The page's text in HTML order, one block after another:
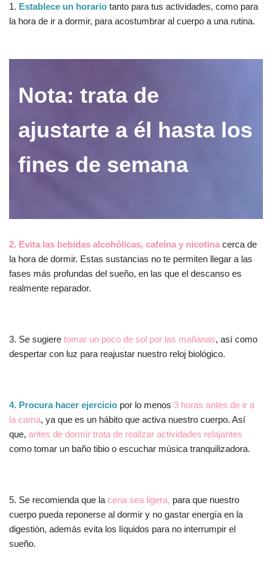
1. Establece un horario tanto para tus actividades, como para
la hora de ir a dormir, para acostumbrar al cuerpo a una rutina.
Nota: trata de
ajustarte a él hasta los
fines de semana
2. Evita las bebidas alcohólicas, cafeína y nicotina cerca de
la hora de dormir. Estas sustancias no te permiten llegar a las
fases más profundas del sueño, en las que el descanso es
realmente reparador.
3. Se sugiere tomar un poco de sol por las mañanas, así como
despertar con luz para reajustar nuestro reloj biológico.
4. Procura hacer ejercicio por lo menos 3 horas antes de ir a
la cama, ya que es un hábito que activa nuestro cuerpo. Así
que, antes de dormir trata de realizar actividades relajantes
como tomar un baño tibio o escuchar música tranquilizadora.
5. Se recomienda que la cena sea ligera, para que nuestro
cuerpo pueda reponerse al dormir y no gastar energía en la
digestión, además evita los líquidos para no interrumpir el
sueño.